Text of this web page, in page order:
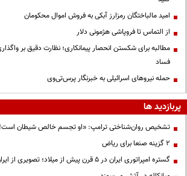
امید مالباختگان رمزارز آبکی به فروش اموال محکومان
از التماس تا فروپاشی هژمونی دلار
مطالبه برای شکستن انحصار پیمانکاری؛ نظارت دقیق بر
فساد
حمله نیروهای اسرائیلی به خبرنگار پرس‌تی‌وی
پربازدید ها
تشخیص روان‌شناختی ترامپ: «او تجسم خالص شیطان
۲ گزینه صنعا برای ریاض
گستره امپراتوری ایران در ۵ قرن پیش از میلاد؛ تصویری از ایران ۲۵ قرن پیش